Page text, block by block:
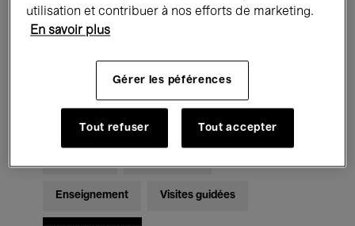
Rencontres & Débats
Musique classique Global Music
Enseignement Visites guidées
utilisation et contribuer à nos efforts de marketing.
En savoir plus
Gérer les péférences
Tout refuser Tout accepter